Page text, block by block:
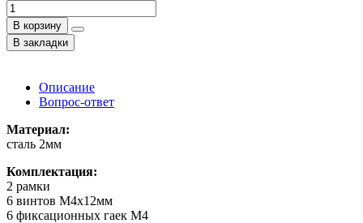
В корзину
В закладки
Описание
Вопрос-ответ
Материал:
сталь 2мм
Комплектация:
2 рамки
6 винтов М4х12мм
6 фиксационных гаек М4